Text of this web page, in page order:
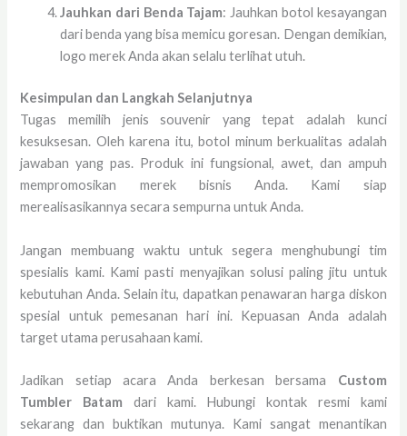
Jauhkan dari Benda Tajam: Jauhkan botol kesayangan
dari benda yang bisa memicu goresan. Dengan demikian,
logo merek Anda akan selalu terlihat utuh.
Kesimpulan dan Langkah Selanjutnya
Tugas memilih jenis souvenir yang tepat adalah kunci
kesuksesan. Oleh karena itu, botol minum berkualitas adalah
jawaban yang pas. Produk ini fungsional, awet, dan ampuh
mempromosikan merek bisnis Anda. Kami siap
merealisasikannya secara sempurna untuk Anda.
Jangan membuang waktu untuk segera menghubungi tim
spesialis kami. Kami pasti menyajikan solusi paling jitu untuk
kebutuhan Anda. Selain itu, dapatkan penawaran harga diskon
spesial untuk pemesanan hari ini. Kepuasan Anda adalah
target utama perusahaan kami.
Jadikan setiap acara Anda berkesan bersama Custom
Tumbler Batam dari kami. Hubungi kontak resmi kami
sekarang dan buktikan mutunya. Kami sangat menantikan